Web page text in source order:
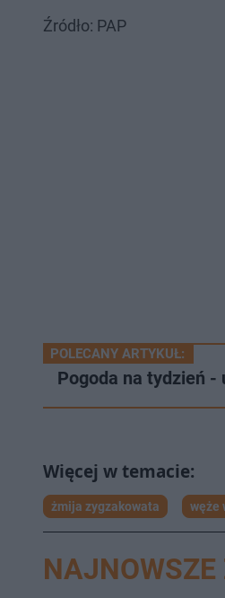
Źródło: PAP
POLECANY ARTYKUŁ:
Pogoda na tydzień -
żmija zygzakowata węże